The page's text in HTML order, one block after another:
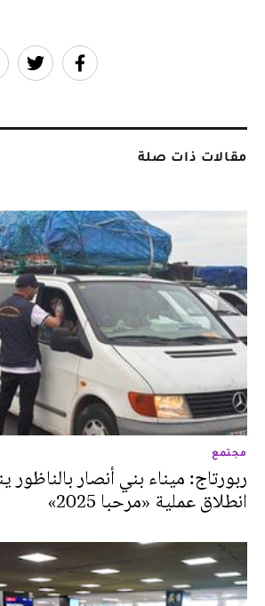
مقالات ذات صلة
مجتمع
ربورتاج: ميناء بني أنصار بالناظور
انطلاق عملية «مرحبا 2025»